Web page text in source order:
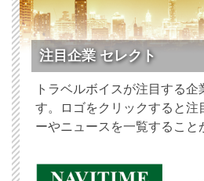
注目企業 セレクト
トラベルボイスが注目する
す。ロゴをクリックすると注
ーやニュースを一覧すること